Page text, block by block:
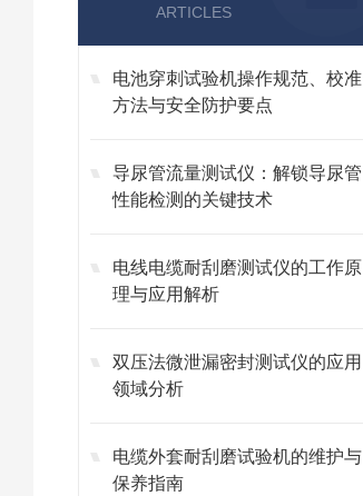
ARTICLES
电池穿刺试验机操作规范、校准
方法与安全防护要点
导尿管流量测试仪：解锁导尿管
性能检测的关键技术
电线电缆耐刮磨测试仪的工作原
理与应用解析
双压法微泄漏密封测试仪的应用
领域分析
电缆外套耐刮磨试验机的维护与
保养指南